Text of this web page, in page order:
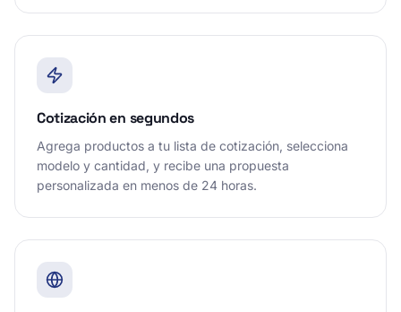
Cotización en segundos
Agrega productos a tu lista de cotización, selecciona
modelo y cantidad, y recibe una propuesta
personalizada en menos de 24 horas.